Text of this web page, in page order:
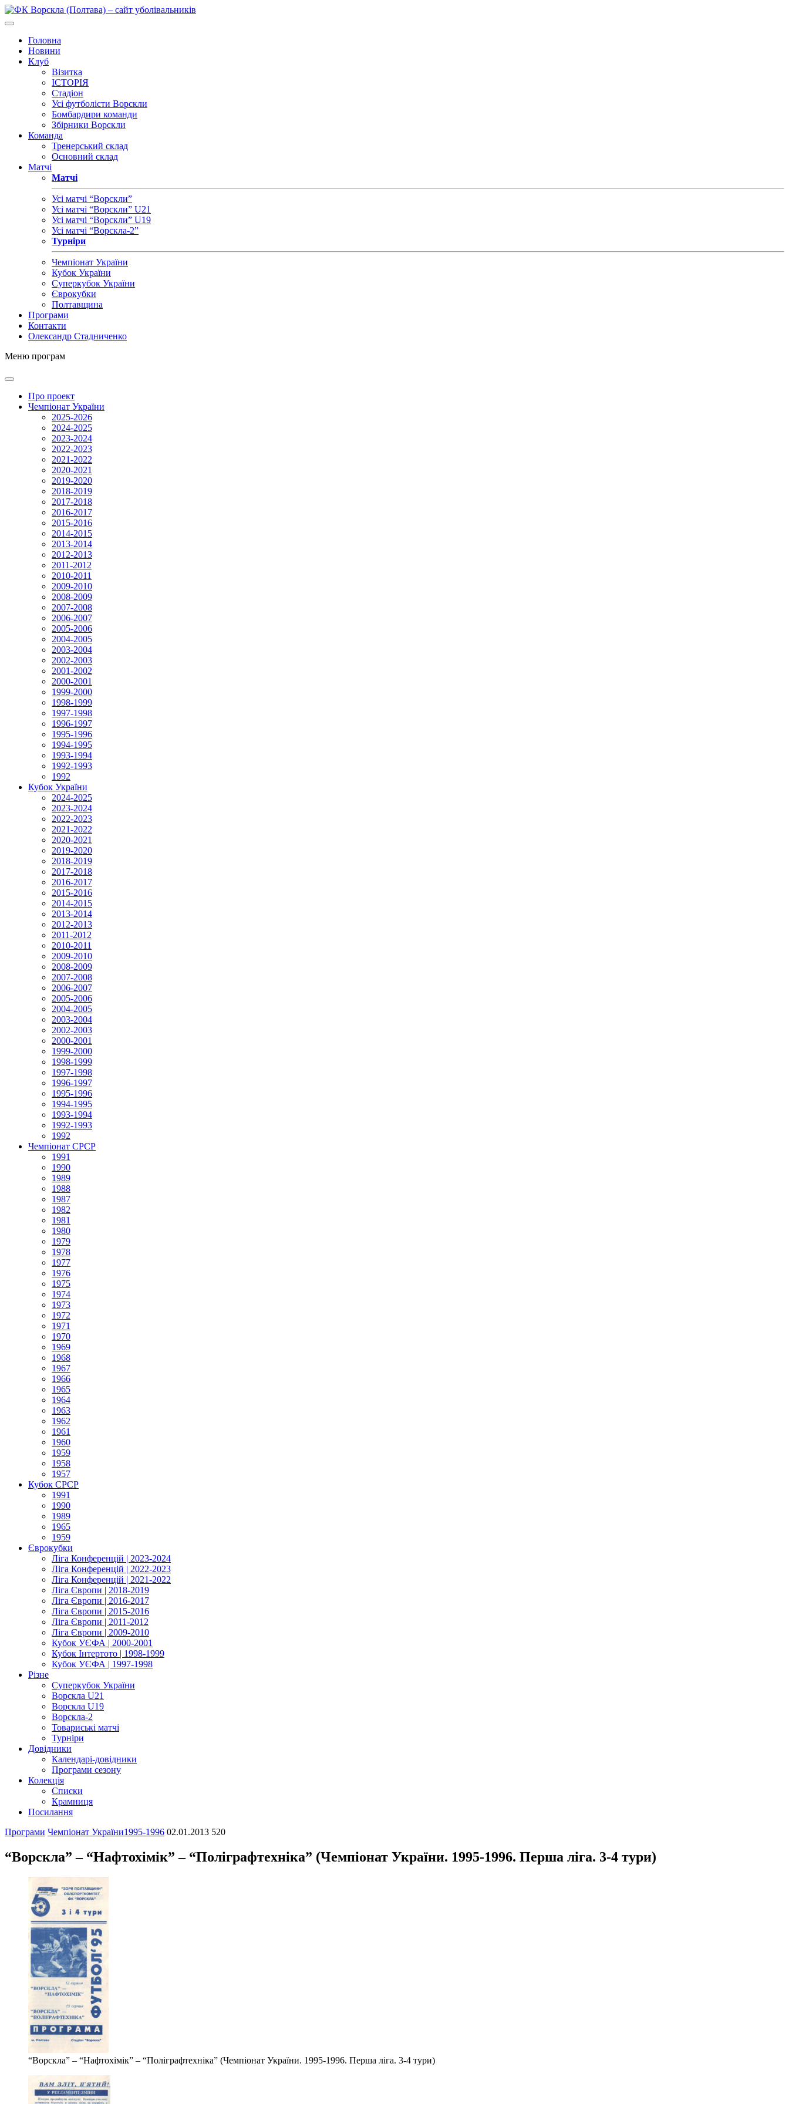
Головна
Новини
Клуб
Візитка
ІСТОРІЯ
Стадіон
Усі футболісти Ворскли
Бомбардири команди
Збірники Ворскли
Команда
Тренерський склад
Основний склад
Матчі
Матчі
Усі матчі “Ворскли”
Усі матчі “Ворскли” U21
Усі матчі “Ворскли” U19
Усі матчі “Ворскла-2”
Турніри
Чемпіонат України
Кубок України
Суперкубок України
Єврокубки
Полтавщина
Програми
Контакти
Олександр Стадниченко
Меню програм
Про проект
Чемпіонат України
2025-2026
2024-2025
2023-2024
2022-2023
2021-2022
2020-2021
2019-2020
2018-2019
2017-2018
2016-2017
2015-2016
2014-2015
2013-2014
2012-2013
2011-2012
2010-2011
2009-2010
2008-2009
2007-2008
2006-2007
2005-2006
2004-2005
2003-2004
2002-2003
2001-2002
2000-2001
1999-2000
1998-1999
1997-1998
1996-1997
1995-1996
1994-1995
1993-1994
1992-1993
1992
Кубок України
2024-2025
2023-2024
2022-2023
2021-2022
2020-2021
2019-2020
2018-2019
2017-2018
2016-2017
2015-2016
2014-2015
2013-2014
2012-2013
2011-2012
2010-2011
2009-2010
2008-2009
2007-2008
2006-2007
2005-2006
2004-2005
2003-2004
2002-2003
2000-2001
1999-2000
1998-1999
1997-1998
1996-1997
1995-1996
1994-1995
1993-1994
1992-1993
1992
Чемпіонат СРСР
1991
1990
1989
1988
1987
1982
1981
1980
1979
1978
1977
1976
1975
1974
1973
1972
1971
1970
1969
1968
1967
1966
1965
1964
1963
1962
1961
1960
1959
1958
1957
Кубок СРСР
1991
1990
1989
1965
1959
Єврокубки
Ліга Конференцій | 2023-2024
Ліга Конференцій | 2022-2023
Ліга Конференцій | 2021-2022
Ліга Європи | 2018-2019
Ліга Європи | 2016-2017
Ліга Європи | 2015-2016
Ліга Європи | 2011-2012
Ліга Європи | 2009-2010
Кубок УЄФА | 2000-2001
Кубок Інтертото | 1998-1999
Кубок УЄФА | 1997-1998
Різне
Суперкубок України
Ворскла U21
Ворскла U19
Ворскла-2
Товариські матчі
Турніри
Довідники
Календарі-довідники
Програми сезону
Колекція
Списки
Крамниця
Посилання
Програми Чемпіонат України1995-1996 02.01.2013 520
“Ворскла” – “Нафтохімік” – “Поліграфтехніка” (Чемпіонат України. 1995-1996. Перша ліга. 3-4 тури)
“Ворскла” – “Нафтохімік” – “Поліграфтехніка” (Чемпіонат України. 1995-1996. Перша ліга. 3-4 тури)